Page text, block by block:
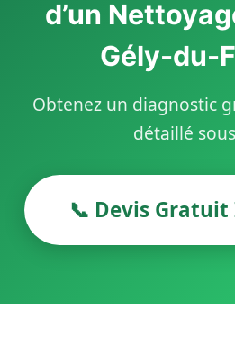
d’un
Gély-du-
Obtenez un diagnostic
détaillé
📞 Devis